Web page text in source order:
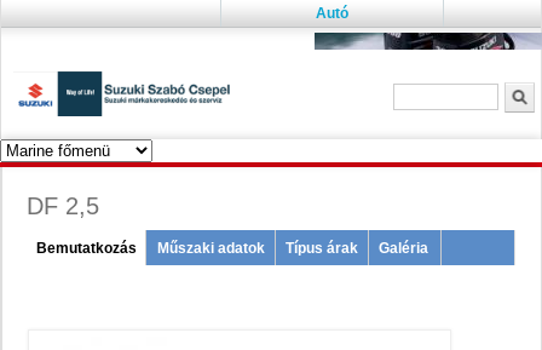
Autó
Keresés űrlap
DF 2,5
Menu
Bemutatkozás (active
tab)
Műszaki adatok Típus árak Galéria